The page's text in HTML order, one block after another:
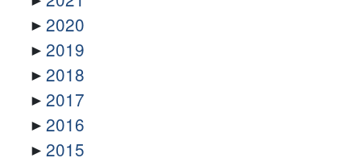
2020
2019
2018
2017
2016
2015